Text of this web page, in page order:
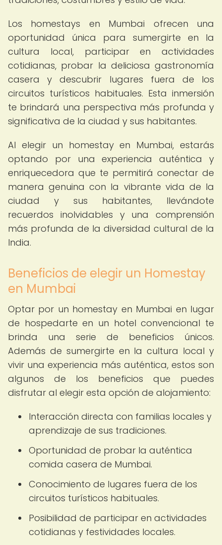
Los homestays en Mumbai ofrecen una
oportunidad única para sumergirte en la
cultura local, participar en actividades
cotidianas, probar la deliciosa gastronomía
casera y descubrir lugares fuera de los
circuitos turísticos habituales. Esta inmersión
te brindará una perspectiva más profunda y
significativa de la ciudad y sus habitantes.
Al elegir un homestay en Mumbai, estarás
optando por una experiencia auténtica y
enriquecedora que te permitirá conectar de
manera genuina con la vibrante vida de la
ciudad y sus habitantes, llevándote
recuerdos inolvidables y una comprensión
más profunda de la diversidad cultural de la
India.
Beneficios de elegir un Homestay
en Mumbai
Optar por un homestay en Mumbai en lugar
de hospedarte en un hotel convencional te
brinda una serie de beneficios únicos.
Además de sumergirte en la cultura local y
vivir una experiencia más auténtica, estos son
algunos de los beneficios que puedes
disfrutar al elegir esta opción de alojamiento:
Interacción directa con familias locales y
aprendizaje de sus tradiciones.
Oportunidad de probar la auténtica
comida casera de Mumbai.
Conocimiento de lugares fuera de los
circuitos turísticos habituales.
Posibilidad de participar en actividades
cotidianas y festividades locales.